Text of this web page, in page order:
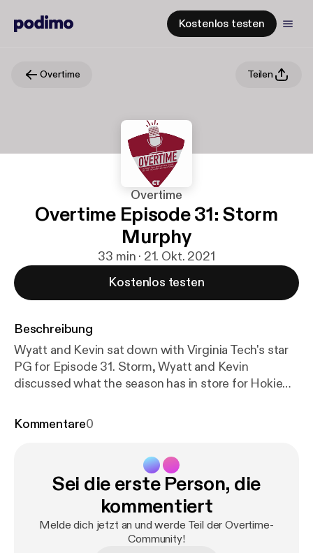
Kostenlos testen
Overtime Teilen
Overtime
Overtime Episode 31: Storm
Murphy
33 min · 21. Okt. 2021
Kostenlos testen
Beschreibung
Wyatt and Kevin sat down with Virginia Tech's star
PG for Episode 31. Storm, Wyatt and Kevin
discussed what the season has in store for Hokie
to Virginia Tech and the impact Mike Young and
Kommentare0
Sei die erste Person, die
kommentiert
Melde dich jetzt an und werde Teil der Overtime-
Community!